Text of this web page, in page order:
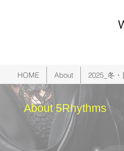
HOME About 2025_冬・
About 5Rhythms